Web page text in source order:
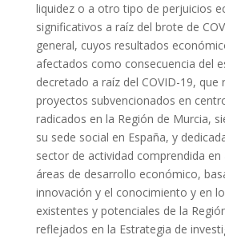
liquidez o a otro tipo de perjuicios
significativos a raíz del brote de
general, cuyos resultados
afectados como consecuencia del
decretado a raíz del COVID-19, que
proyectos subvencionados en
radicados en la Región de Murcia,
su sede social en España, y
sector de actividad comprendida en
áreas de desarrollo económico,
innovación y el conocimiento y en
existentes y potenciales de la
reflejados en la Estrategia de